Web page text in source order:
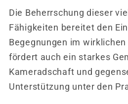
Die Beherrschung dieser
Fähigkeiten bereitet den
Begegnungen im
fördert auch ein starkes
Kameradschaft und
Unterstützung unter den